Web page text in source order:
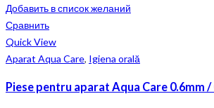
Добавить в список желаний
Сравнить
Quick View
Aparat Aqua Care, Igiena orală
Piese pentru aparat Aqua Care 0.6mm /